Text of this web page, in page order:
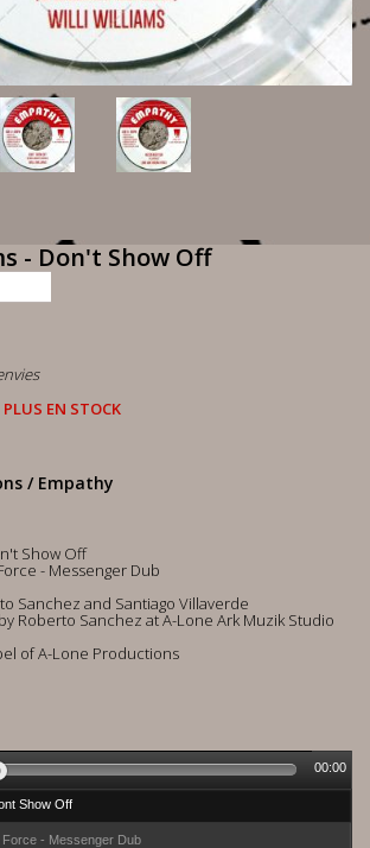
- Don't Show Off
EN STOCK
/ Empathy
Show Off
- Messenger Dub
Sanchez and Santiago Villaverde
Roberto Sanchez at A-Lone Ark Muzik Studio
of A-Lone Productions
Show Off
Force - Messenger Dub
00:00